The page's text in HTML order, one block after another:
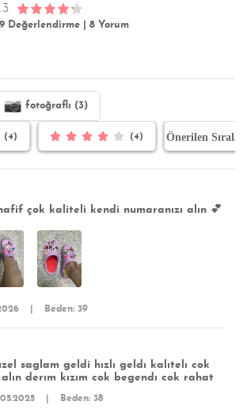
Değerlendirme 8 Yorum
fotoğraflı (3)
(4) (4)
çok kaliteli kendi numaranızı alın 💕
Beden: 39
saglam geldi hızlı geldı kalıtelı cok
derım kızım cok begendı cok rahat
Beden: 38